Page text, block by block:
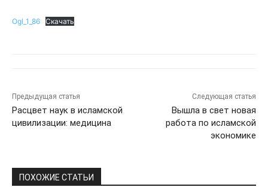
Ogl_1_86 Скачать
Предыдущая статья
Расцвет наук в исламской
цивилизации: медицина
Следующая статья
Вышла в свет новая
работа по исламской
экономике
ПОХОЖИЕ СТАТЬИ